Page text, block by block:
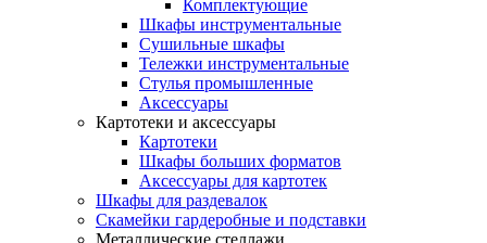
Комплектующие
Шкафы инструментальные
Сушильные шкафы
Тележки инструментальные
Стулья промышленные
Аксессуары
Картотеки и аксессуары
Картотеки
Шкафы больших форматов
Аксессуары для картотек
Шкафы для раздевалок
Скамейки гардеробные и подставки
Металлические стеллажи